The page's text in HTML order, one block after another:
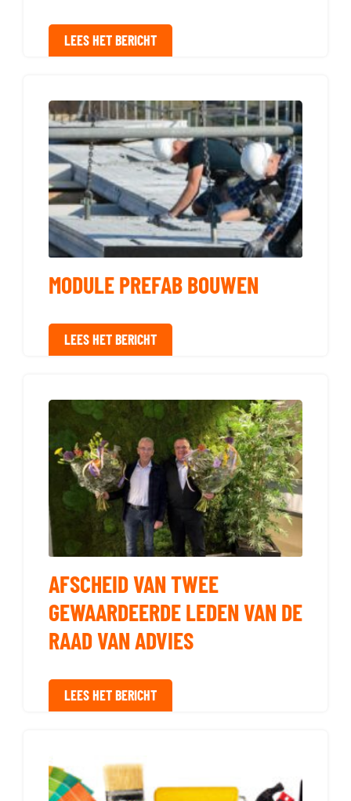
LEES HET BERICHT
MODULE PREFAB BOUWEN
LEES HET BERICHT
AFSCHEID VAN TWEE
GEWAARDEERDE LEDEN VAN DE
RAAD VAN ADVIES
LEES HET BERICHT